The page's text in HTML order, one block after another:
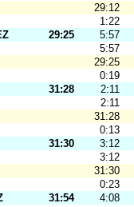
29:12
1:22
29:25
5:57
5:57
29:25
0:19
31:28
2:11
2:11
31:28
0:13
31:30
3:12
3:12
31:30
0:23
31:54
4:08